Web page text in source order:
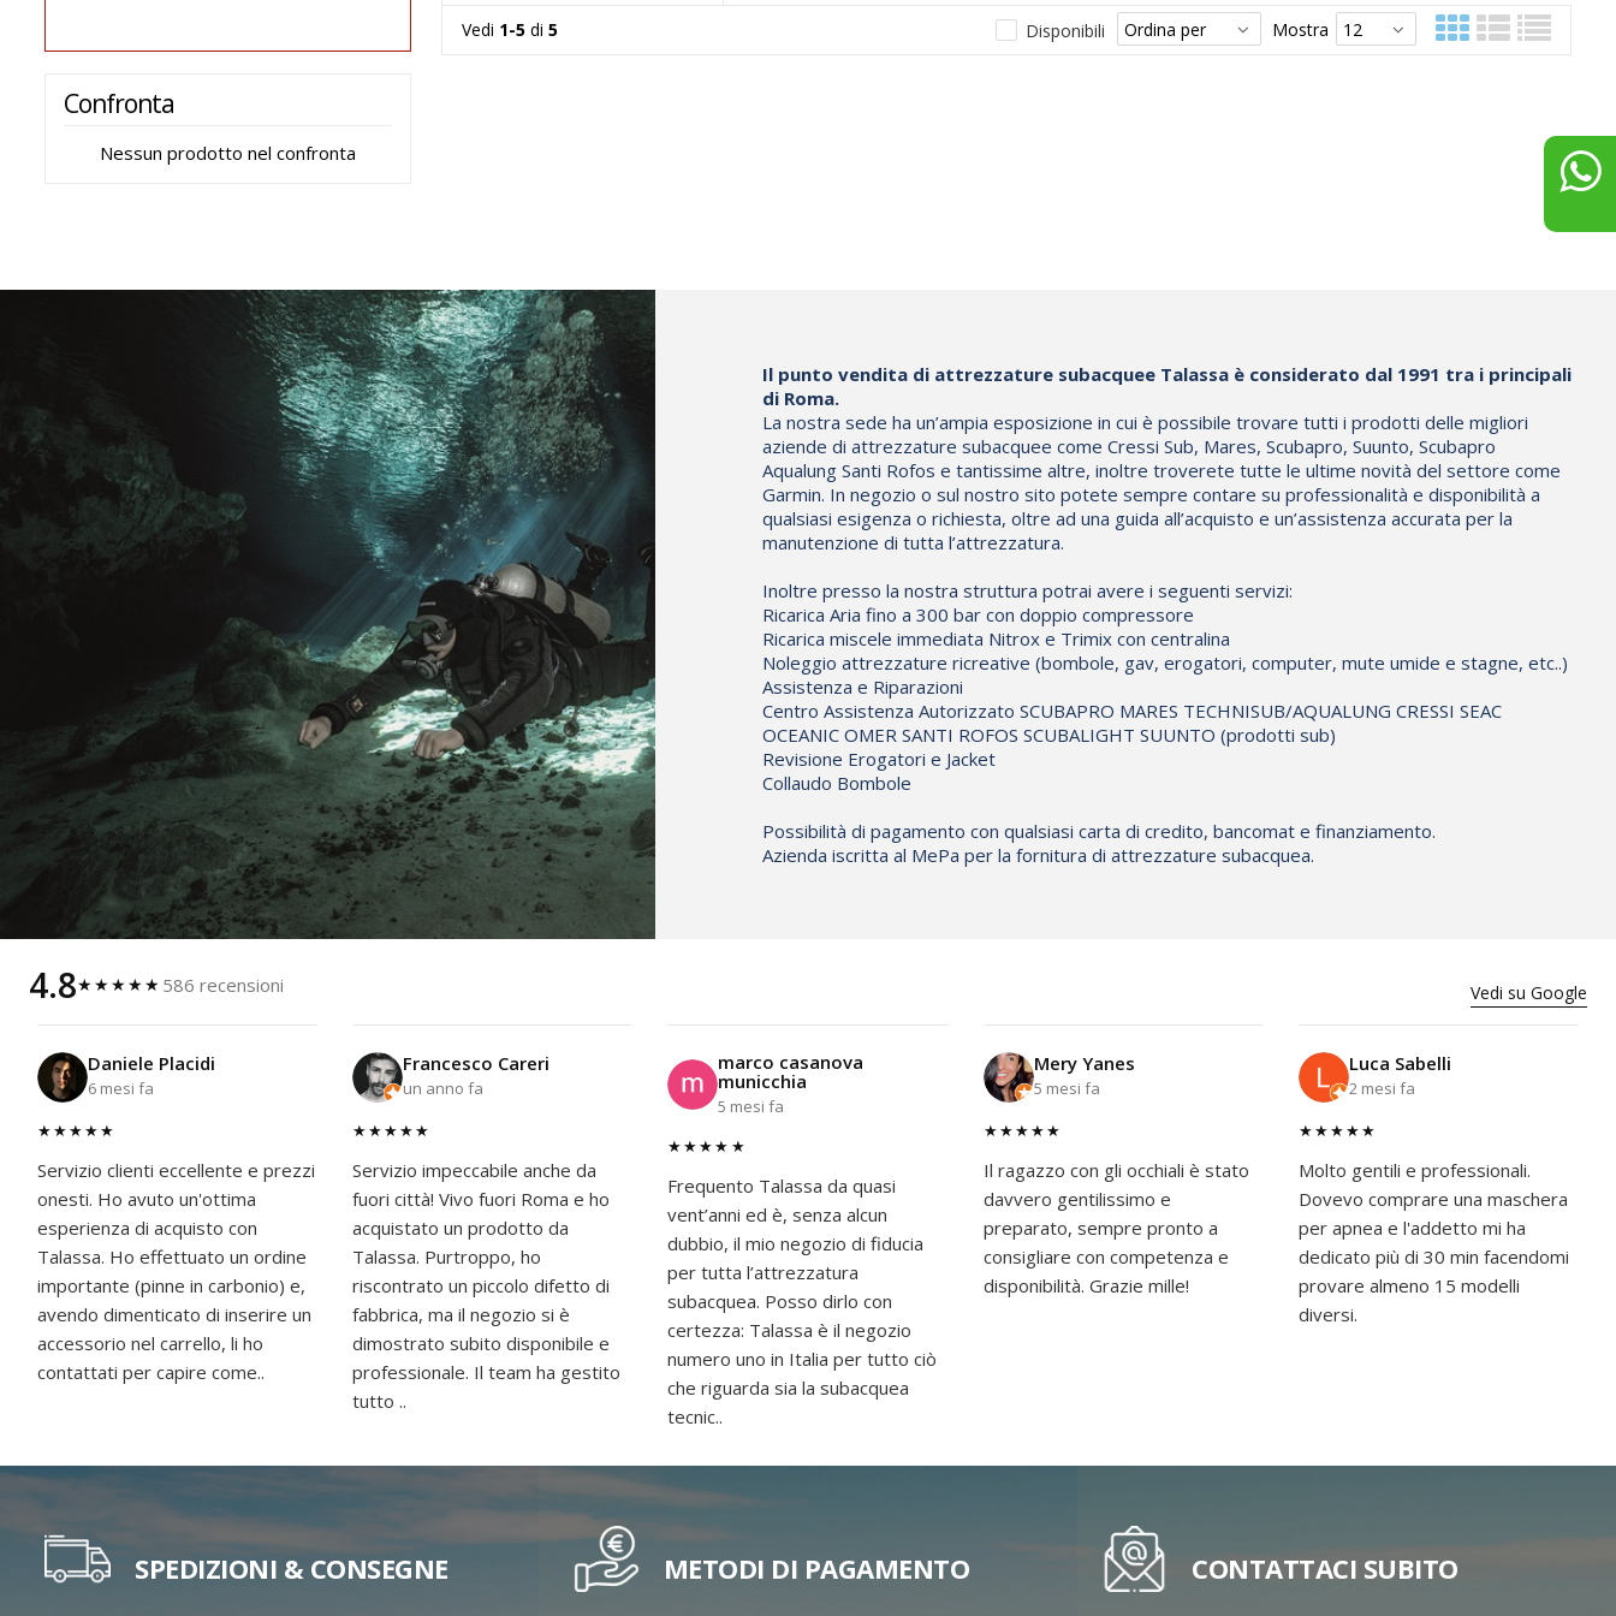
Vedi 1-5 di5 Mostra
Disponibili
Confronta
Nessun prodotto nel confronta
Il punto vendita di attrezzature subacquee Talassa è considerato dal 1991 tra i principali
di Roma.
La nostra sede ha un’ampia esposizione in cui è possibile trovare tutti i prodotti delle migliori
aziende di attrezzature subacquee come Cressi Sub, Mares, Scubapro, Suunto, Scubapro
Aqualung Santi Rofos e tantissime altre, inoltre troverete tutte le ultime novità del settore come
Garmin. In negozio o sul nostro sito potete sempre contare su professionalità e disponibilità a
qualsiasi esigenza o richiesta, oltre ad una guida all’acquisto e un’assistenza accurata per la
manutenzione di tutta l’attrezzatura.
Inoltre presso la nostra struttura potrai avere i seguenti servizi:
Ricarica Aria fino a 300 bar con doppio compressore
Ricarica miscele immediata Nitrox e Trimix con centralina
Noleggio attrezzature ricreative (bombole, gav, erogatori, computer, mute umide e stagne, etc..)
Assistenza e Riparazioni
Centro Assistenza Autorizzato SCUBAPRO MARES TECHNISUB/AQUALUNG CRESSI SEAC
OCEANIC OMER SANTI ROFOS SCUBALIGHT SUUNTO (prodotti sub)
Revisione Erogatori e Jacket
Collaudo Bombole
Possibilità di pagamento con qualsiasi carta di credito, bancomat e finanziamento.
Azienda iscritta al MePa per la fornitura di attrezzature subacquea.
4.8★★★★★ 586 recensioni Vedi su Google
Daniele Placidi
6 mesi fa
★★★★★
Servizio clienti eccellente e prezzi
onesti. Ho avuto un'ottima
esperienza di acquisto con
Talassa. Ho effettuato un ordine
importante (pinne in carbonio) e,
avendo dimenticato di inserire un
accessorio nel carrello, li ho
contattati per capire come..
Francesco Careri
un anno fa
★★★★★
Servizio impeccabile anche da
fuori città! Vivo fuori Roma e ho
acquistato un prodotto da
Talassa. Purtroppo, ho
riscontrato un piccolo difetto di
fabbrica, ma il negozio si è
dimostrato subito disponibile e
professionale. Il team ha gestito
tutto ..
marco casanova
municchia
5 mesi fa
★★★★★
Frequento Talassa da quasi
vent’anni ed è, senza alcun
dubbio, il mio negozio di fiducia
per tutta l’attrezzatura
subacquea. Posso dirlo con
certezza: Talassa è il negozio
numero uno in Italia per tutto ciò
che riguarda sia la subacquea
tecnic..
Mery Yanes
5 mesi fa
★★★★★
Il ragazzo con gli occhiali è stato
davvero gentilissimo e
preparato, sempre pronto a
consigliare con competenza e
disponibilità. Grazie mille!
Luca Sabelli
2 mesi fa
★★★★★
Molto gentili e professionali.
Dovevo comprare una maschera
per apnea e l'addetto mi ha
dedicato più di 30 min facendomi
provare almeno 15 modelli
diversi.
SPEDIZIONI & CONSEGNE METODI DI PAGAMENTO CONTATTACI SUBITO